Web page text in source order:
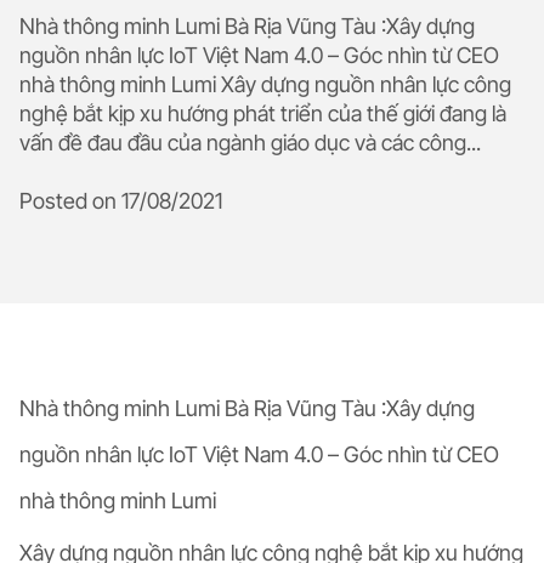
Nhà thông minh Lumi Bà Rịa Vũng Tàu :Xây dựng
nguồn nhân lực IoT Việt Nam 4.0 – Góc nhìn từ CEO
nhà thông minh Lumi Xây dựng nguồn nhân lực công
nghệ bắt kịp xu hướng phát triển của thế giới đang là
vấn đề đau đầu của ngành giáo dục và các công...
Posted on 17/08/2021
Nhà thông minh Lumi Bà Rịa Vũng Tàu :Xây dựng
nguồn nhân lực IoT Việt Nam 4.0 – Góc nhìn từ CEO
nhà thông minh Lumi
Xây dựng nguồn nhân lực công nghệ bắt kịp xu hướng